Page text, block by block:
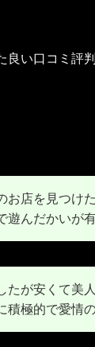
い口コミ評
お店を見つけ
んだかいが有
たが安くて美
極的で愛情